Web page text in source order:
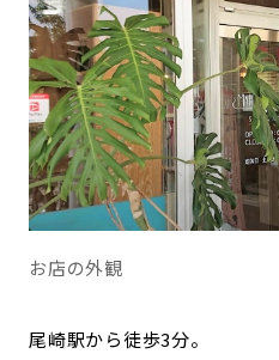
お店の外観
尾崎駅から徒歩3分。